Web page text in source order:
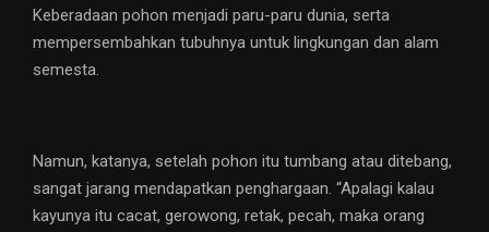
Keberadaan pohon menjadi paru-paru dunia, serta
mempersembahkan tubuhnya untuk lingkungan dan alam
semesta.
Namun, katanya, setelah pohon itu tumbang atau ditebang,
sangat jarang mendapatkan penghargaan. “Apalagi kalau
kayunya itu cacat, gerowong, retak, pecah, maka orang